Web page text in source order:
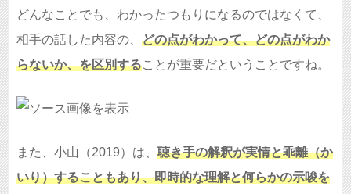
どんなことでも、わかったつもりになるのではなくて、
相手の話した内容の、 どの点がわかって、どの点がわか
らないか、を区別することが重要だということですね。
また、小山（2019）は、 聴き手の解釈が実情と乖離（か
いり）することもあり、即時的な理解と何らかの示唆を